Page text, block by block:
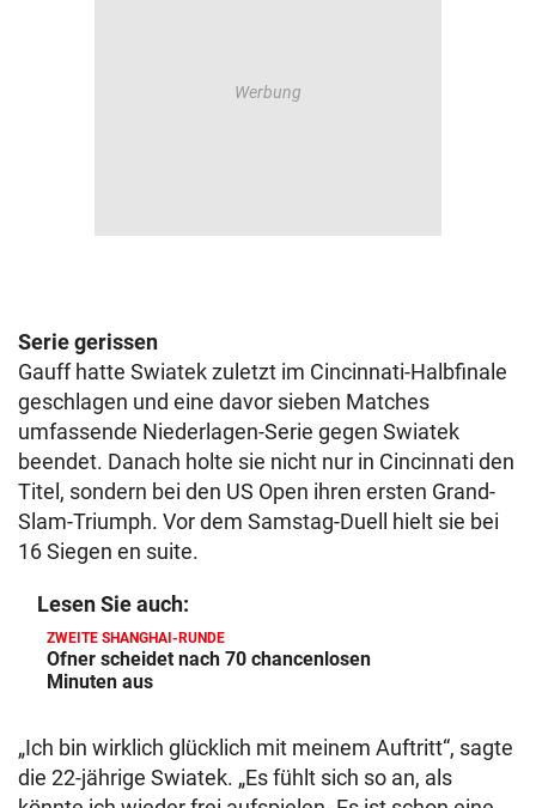
Serie gerissen
Gauff hatte Swiatek zuletzt im Cincinnati-Halbfinale
geschlagen und eine davor sieben Matches
umfassende Niederlagen-Serie gegen Swiatek
beendet. Danach holte sie nicht nur in Cincinnati den
Titel, sondern bei den US Open ihren ersten Grand-
Slam-Triumph. Vor dem Samstag-Duell hielt sie bei
16 Siegen en suite.
Lesen Sie auch:
ZWEITE SHANGHAI-RUNDE
Ofner scheidet nach 70 chancenlosen
Minuten aus
„Ich bin wirklich glücklich mit meinem Auftritt“, sagte
die 22-jährige Swiatek. „Es fühlt sich so an, als